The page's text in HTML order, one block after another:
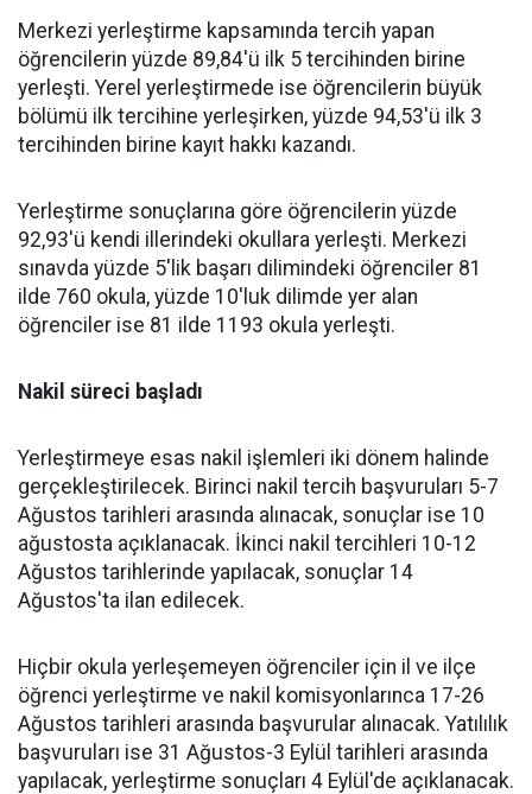
Merkezi yerleştirme kapsamında tercih yapan
öğrencilerin yüzde 89,84'ü ilk 5 tercihinden birine
yerleşti. Yerel yerleştirmede ise öğrencilerin büyük
bölümü ilk tercihine yerleşirken, yüzde 94,53'ü ilk 3
tercihinden birine kayıt hakkı kazandı.
Yerleştirme sonuçlarına göre öğrencilerin yüzde
92,93'ü kendi illerindeki okullara yerleşti. Merkezi
sınavda yüzde 5'lik başarı dilimindeki öğrenciler 81
ilde 760 okula, yüzde 10'luk dilimde yer alan
öğrenciler ise 81 ilde 1193 okula yerleşti.
Nakil süreci başladı
Yerleştirmeye esas nakil işlemleri iki dönem halinde
gerçekleştirilecek. Birinci nakil tercih başvuruları 5-7
Ağustos tarihleri arasında alınacak, sonuçlar ise 10
ağustosta açıklanacak. İkinci nakil tercihleri 10-12
Ağustos tarihlerinde yapılacak, sonuçlar 14
Ağustos'ta ilan edilecek.
Hiçbir okula yerleşemeyen öğrenciler için il ve ilçe
öğrenci yerleştirme ve nakil komisyonlarınca 17-26
Ağustos tarihleri arasında başvurular alınacak. Yatılılık
başvuruları ise 31 Ağustos-3 Eylül tarihleri arasında
yapılacak, yerleştirme sonuçları 4 Eylül'de açıklanacak.